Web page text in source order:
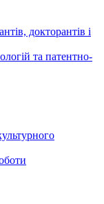
докторантів і
та патентно-